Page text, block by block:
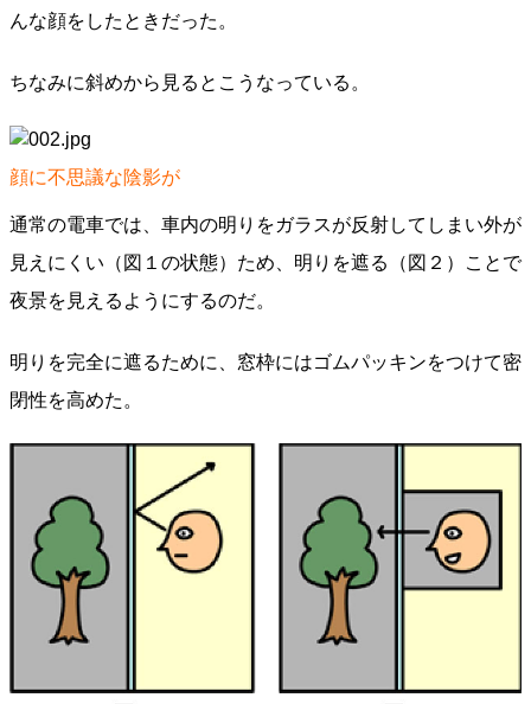
んな顔をしたときだった。
ちなみに斜めから見るとこうなっている。
顔に不思議な陰影が
通常の電車では、車内の明りをガラスが反射してしまい外が
見えにくい（図１の状態）ため、明りを遮る（図２）ことで
夜景を見えるようにするのだ。
明りを完全に遮るために、窓枠にはゴムパッキンをつけて密
閉性を高めた。